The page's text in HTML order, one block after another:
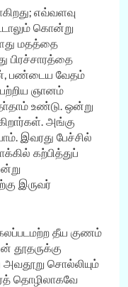
எவ்வளவு
கொன்று
மதத்தை
பிரச்சாரத்தை
பண்டைய வேதம்
ஞானம்
உண்டு. ஒன்று
அங்கு
இவரது பேச்சில்
கற்பித்துப்
இருவர்
தீய குணம்
தூதருக்கு
சொல்லியும்
தொழிலாகவே